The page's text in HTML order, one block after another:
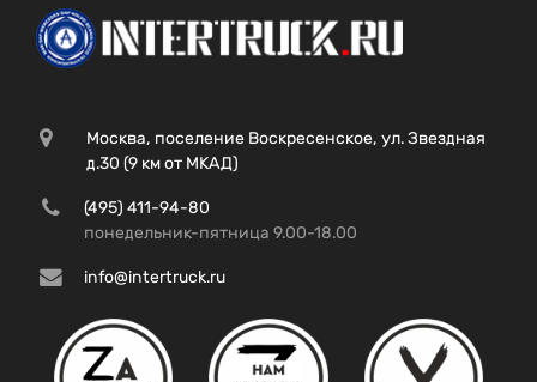
Москва, поселение Воскресенское, ул. Звездная
д.30 (9 км от МКАД)
(495) 411-94-80
понедельник-пятница 9.00-18.00
info@intertruck.ru